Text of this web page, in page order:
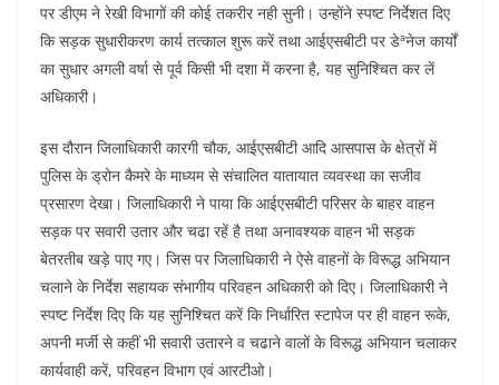
पर डीएम ने रेखी विभागों की कोई तकरीर नही सुनी। उन्होंने स्पष्ट निर्देशत दिए
कि सड़क सुधारीकरण कार्य तत्काल शुरू करें तथा आईएसबीटी पर डेªनेज कार्यों
का सुधार अगली वर्षा से पूर्व किसी भी दशा में करना है, यह सुनिश्चित कर लें
अधिकारी।
इस दौरान जिलाधिकारी कारगी चौक, आईएसबीटी आदि आसपास के क्षेत्रों में
पुलिस के ड्रोन कैमरे के माध्यम से संचालित यातायात व्यवस्था का सजीव
प्रसारण देखा। जिलाधिकारी ने पाया कि आईएसबीटी परिसर के बाहर वाहन
सड़क पर सवारी उतार और चढा रहें है तथा अनावश्यक वाहन भी सड़क
बेतरतीब खड़े पाए गए। जिस पर जिलाधिकारी ने ऐसे वाहनों के विरूद्ध अभियान
चलाने के निर्देश सहायक संभागीय परिवहन अधिकारी को दिए। जिलाधिकारी ने
स्पष्ट निर्देश दिए कि यह सुनिश्चित करें कि निर्धारित स्टापेज पर ही वाहन रूके,
अपनी मर्जी से कहीं भी सवारी उतारने व चढाने वालों के विरूद्ध अभियान चलाकर
कार्यवाही करें, परिवहन विभाग एवं आरटीओ।